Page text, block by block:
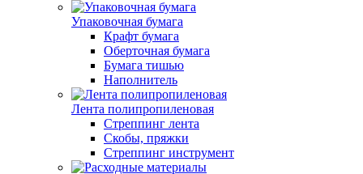
Упаковочная бумага
Крафт бумага
Оберточная бумага
Бумага тишью
Наполнитель
Лента полипропиленовая
Стреппинг лента
Скобы, пряжки
Стреппинг инструмент